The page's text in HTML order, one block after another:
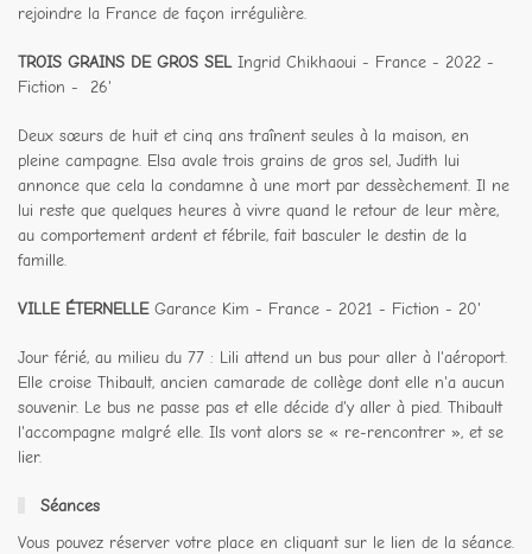
rejoindre la France de façon irrégulière.
TROIS GRAINS DE GROS SEL Ingrid Chikhaoui - France - 2022 -
Fiction - 26'
Deux sœurs de huit et cinq ans traînent seules à la maison, en
pleine campagne. Elsa avale trois grains de gros sel, Judith lui
annonce que cela la condamne à une mort par dessèchement. Il ne
lui reste que quelques heures à vivre quand le retour de leur mère,
au comportement ardent et fébrile, fait basculer le destin de la
famille.
VILLE ÉTERNELLEGarance Kim - France - 2021 - Fiction - 20'
Jour férié, au milieu du 77 : Lili attend un bus pour aller à l'aéroport.
Elle croise Thibault, ancien camarade de collège dont elle n'a aucun
souvenir. Le bus ne passe pas et elle décide d'y aller à pied. Thibault
l'accompagne malgré elle. Ils vont alors se « re-rencontrer », et se
lier.
Séances
Vous pouvez réserver votre place en cliquant sur le lien de la séance.